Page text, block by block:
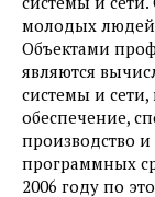
молодых
Объектами
являются
системы и
обеспечение,
производство
программных
2006 году по